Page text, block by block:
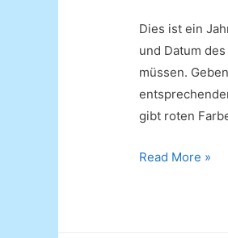
Dies ist ein
und Datum
müssen.
gibt roten
Jahreskalender
Read More »